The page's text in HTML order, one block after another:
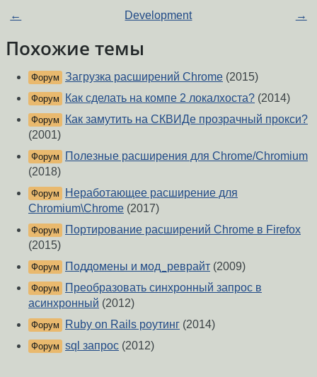
← Development →
Похожие темы
Форум Загрузка расширений Chrome (2015)
Форум Как сделать на компе 2 локалхоста? (2014)
Форум
Как замутить на СКВИДе прозрачный прокси?
(2001)
Форум
Полезные расширения для Chrome/Chromium
(2018)
Форум
Неработающее расширение для
Chromium\Chrome (2017)
Форум
Портирование расширений Chrome в Firefox
(2015)
Форум Поддомены и мод_реврайт (2009)
Форум
Преобразовать синхронный запрос в
асинхронный (2012)
Форум Ruby on Rails роутинг (2014)
Форум sql запрос (2012)